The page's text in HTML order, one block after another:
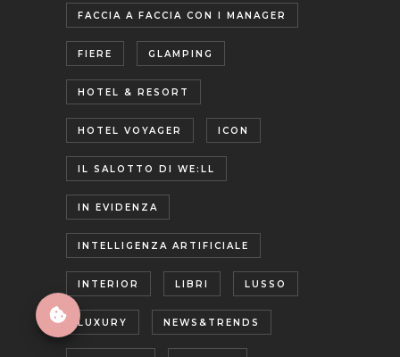
FACCIA A FACCIA CON I MANAGER
FIERE GLAMPING
HOTEL & RESORT
HOTEL VOYAGER ICON
IL SALOTTO DI WE:LL
IN EVIDENZA
INTELLIGENZA ARTIFICIALE
INTERIOR LIBRI LUSSO
LUXURY NEWS&TRENDS